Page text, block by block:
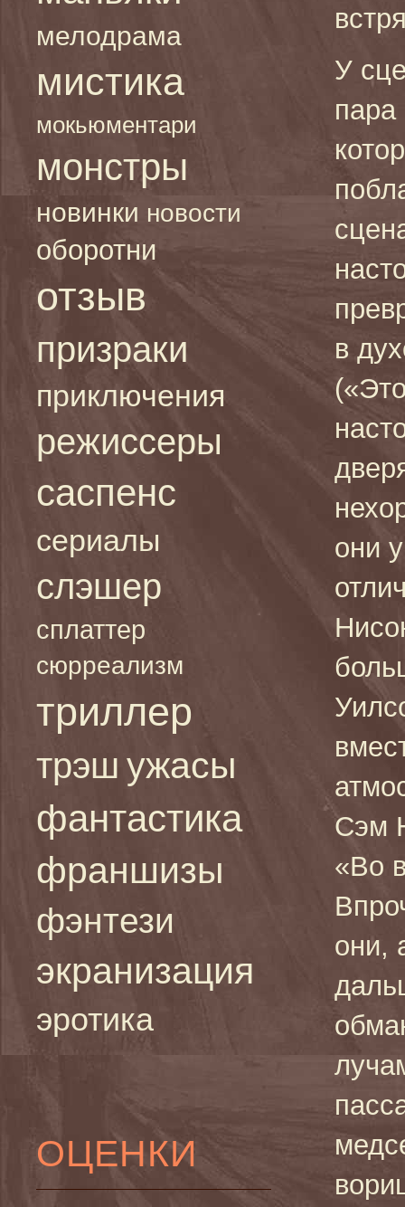
мелодрама
мистика
мокьюментари
монстры
новинки новости
оборотни
отзыв
призраки
приключения
режиссеры
саспенс
сериалы
слэшер
сплаттер
сюрреализм
триллер
трэш ужасы
фантастика
франшизы
фэнтези
экранизация
эротика
ОЦЕНКИ
У
пара
в
они
Сэм
«Во
они,